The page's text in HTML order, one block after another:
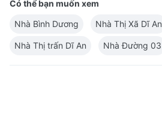
Có thể bạn muốn xem
Nhà Bình Dương
Nhà Thị Xã Dĩ An
Nhà Thị trấn Dĩ An Nhà Đường 03